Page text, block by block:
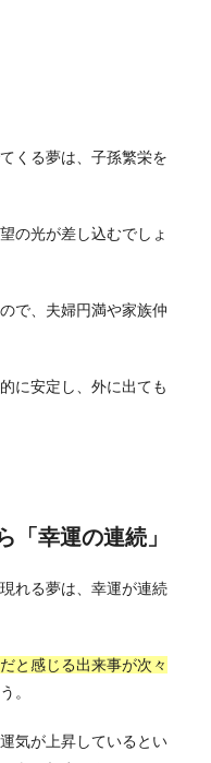
くる夢は、子孫繁栄を
の光が差し込むでしょ
で、夫婦円満や家族仲
に安定し、外に出ても
「幸運の連続」
れる夢は、幸運が連続
と感じる出来事が次々
。
気が上昇しているとい